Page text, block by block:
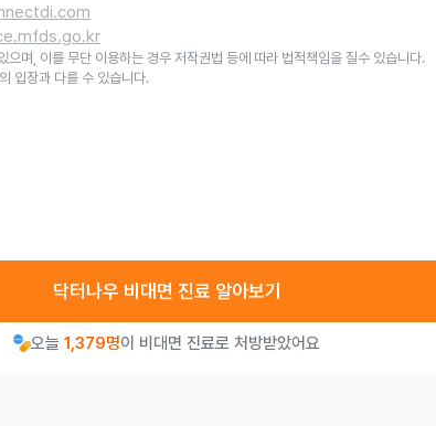
으며, 이를 무단 이용하는 경우 저작권법 등에 따라 법적책임을 질수 있습니다.
입장과 다를 수 있습니다.
닥터나우 비대면 진료 알아보기
오늘 1,379명이 비대면 진료로 처방받았어요